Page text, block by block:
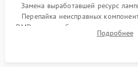
Замена выработавшей ресурс
Перепайка неисправных
DMD-чипа при битых пикселях,
колеса или восстановлениеПодробнее